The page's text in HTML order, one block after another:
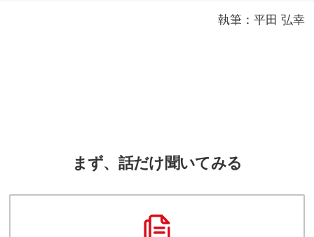
執筆：平田 弘幸
まず、話だけ聞いてみる